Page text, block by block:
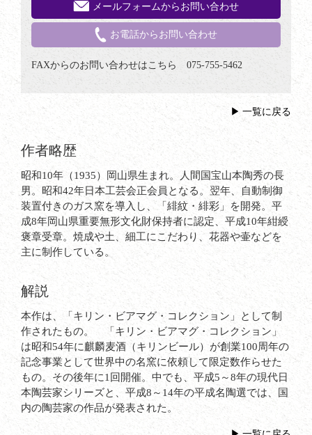
メールフォームからお問い合わせ
お電話からお問い合わせ
FAXからのお問い合わせはこちら 075-755-5462
一覧に戻る
作者略歴
昭和10年（1935）岡山県生まれ。人間国宝山本陶秀の長
男。昭和42年日本工芸会正会員となる。翌年、自動制御
装置付きのガス窯を導入し、「緋紋・緋彩」を開発。平
成8年岡山県重要無形文化財保持者に認定、平成10年紺綬
褒章受章。焼成や土、細工にこだわり、花器や壷などを
主に制作している。
解説
本作は、「キリン・ビアマグ・コレクション」として制
作されたもの。 「キリン・ビアマグ・コレクション」
は昭和54年に麒麟麦酒（キリンビール）が創業100周年の
記念事業として世界中の名窯に依頼して限定数作らせた
もの。その後年に1回開催。中でも、平成5～8年の現代日
本陶芸家シリーズと、平成8～14年の平成名陶選では、国
内の陶芸家の作品が発表された。